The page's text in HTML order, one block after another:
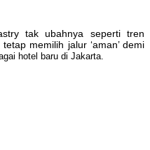
tak ubahnya seperti tren
memilih jalur ‘aman’ demi
hotel baru di Jakarta.